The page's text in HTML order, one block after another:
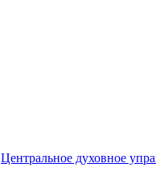
Центральное духовное